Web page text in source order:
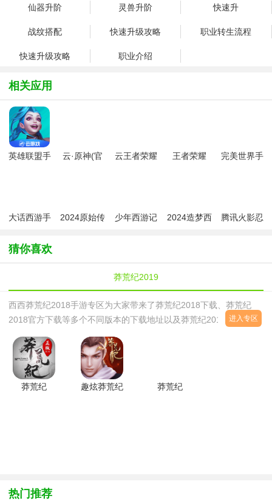
仙器升阶 灵兽升阶 快速升
战纹搭配 快速升级攻略 职业转生流程
快速升级攻略 职业介绍
相关应用
英雄联盟手
云·原神(官
云王者荣耀
王者荣耀
完美世界手
大话西游手
春节版
2024原始传
少年西游记
2024造梦西
腾讯火影忍
猜你喜欢
莽荒纪2019
西西莽荒纪2018手游专区为大家带来了莽荒纪2018下载、莽荒纪
2018官方下载等多个不同版本的下载地址以及莽荒纪2018手游的相
关游戏攻略，感兴趣的玩家可以自由选择下载体验！莽荒纪2018手
游特色：1、游戏秉承忠于原著，还原小说精彩剧情；2、内容取材
于原著剧情设定，纪氏西府、安澶城、狱山荒泽等熟悉的小说场景完
美呈现；3、U3D技术建模渲染，打造电影级CG画质，重现真人修
仙的仙侠世界；4、更有多元
进入专区
莽荒纪
趣炫莽荒纪
莽荒纪
热门推荐